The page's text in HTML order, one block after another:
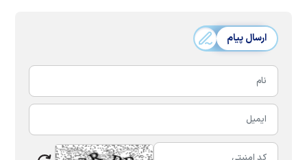
ارسال پیام